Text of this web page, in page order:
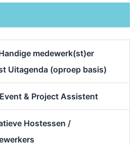
medewerk(st)er
Uitagenda (oproep basis)
& Project Assistent
Hostessen /